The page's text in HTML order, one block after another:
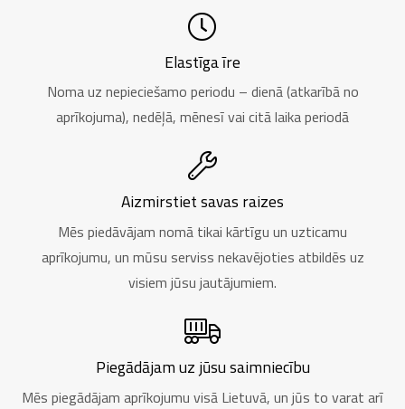
Elastīga īre
Noma uz nepieciešamo periodu – dienā (atkarībā no
aprīkojuma), nedēļā, mēnesī vai citā laika periodā
Aizmirstiet savas raizes
Mēs piedāvājam nomā tikai kārtīgu un uzticamu
aprīkojumu, un mūsu serviss nekavējoties atbildēs uz
visiem jūsu jautājumiem.
Piegādājam uz jūsu saimniecību
Mēs piegādājam aprīkojumu visā Lietuvā, un jūs to varat arī